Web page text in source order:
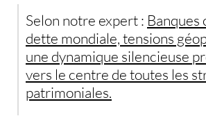
Selon notre expert : Banques
dette mondiale, tensions
une dynamique silencieuse
vers le centre de toutes les
patrimoniales.